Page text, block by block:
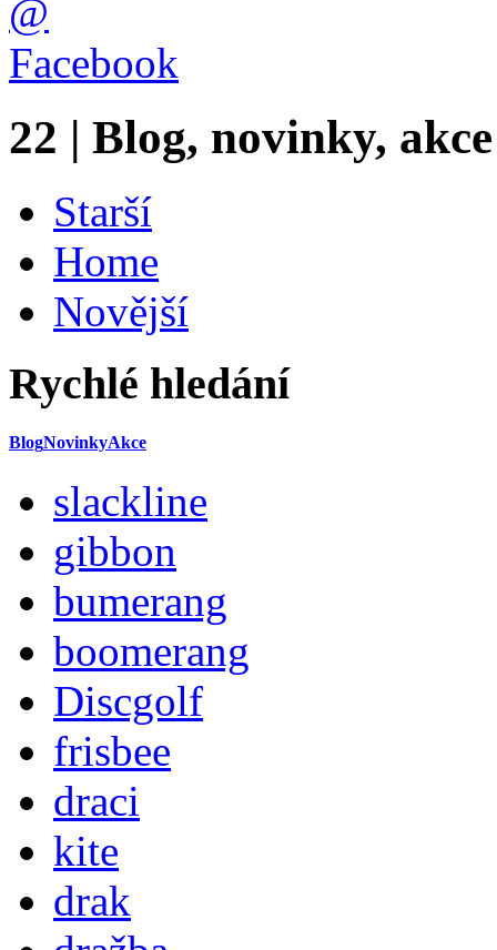
22 | Blog, novinky, akce
Starší
Home
Novější
Rychlé hledání
BlogNovinkyAkce
slackline
gibbon
bumerang
boomerang
Discgolf
frisbee
draci
kite
drak